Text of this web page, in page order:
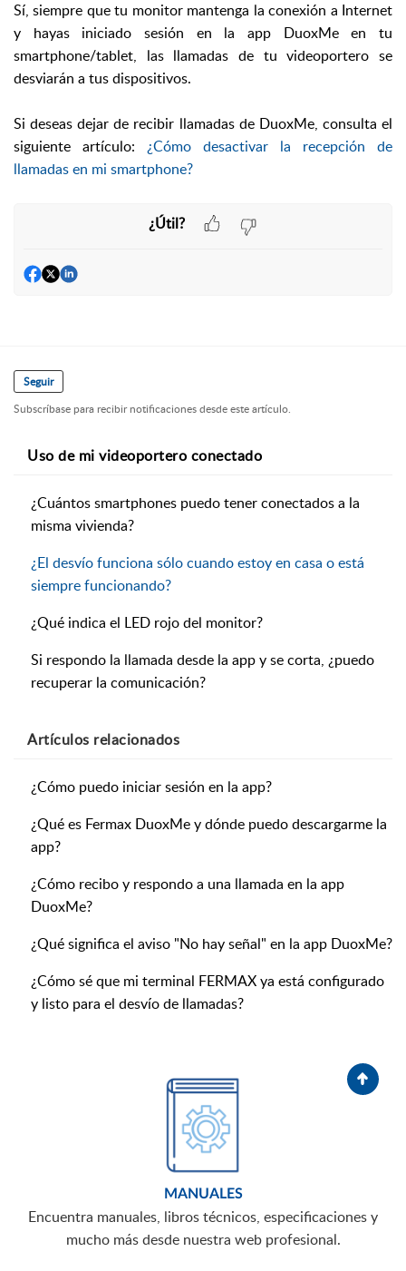
Sí, siempre que tu monitor mantenga la conexión a Internet
y hayas iniciado sesión en la app DuoxMe en tu
smartphone/tablet, las llamadas de tu videoportero se
desviarán a tus dispositivos.
Si deseas dejar de recibir llamadas de DuoxMe, consulta el
siguiente artículo: ¿Cómo desactivar la recepción de
llamadas en mi smartphone?
¿Útil?
Seguir
Subscríbase para recibir notificaciones desde este artículo.
Uso de mi videoportero conectado
¿Cuántos smartphones puedo tener conectados a la
misma vivienda?
¿El desvío funciona sólo cuando estoy en casa o está
siempre funcionando?
¿Qué indica el LED rojo del monitor?
Si respondo la llamada desde la app y se corta, ¿puedo
recuperar la comunicación?
Artículos relacionados
¿Cómo puedo iniciar sesión en la app?
¿Qué es Fermax DuoxMe y dónde puedo descargarme la
app?
¿Cómo recibo y respondo a una llamada en la app
DuoxMe?
¿Qué significa el aviso "No hay señal" en la app DuoxMe?
¿Cómo sé que mi terminal FERMAX ya está configurado
y listo para el desvío de llamadas?
MANUALES
Encuentra manuales, libros técnicos, especificaciones y
mucho más desde nuestra web profesional.